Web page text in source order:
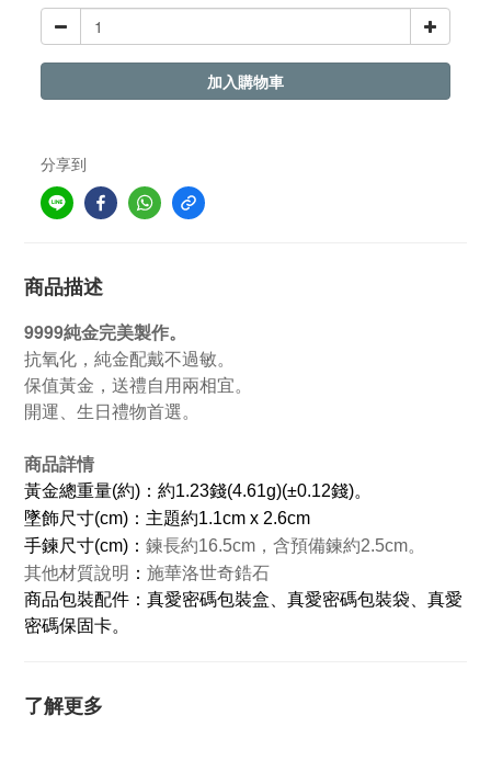
加入購物車
分享到
商品描述
9999純金完美製作。
抗氧化，純金配戴不過敏。
保值黃金，送禮自用兩相宜。
開運、生日禮物首選。
商品詳情
黃金總重量(約)：約1.23錢(4.61g)(±0.12錢)。
墜飾尺寸(cm)：主題約1.1cm x 2.6cm
手鍊尺寸(cm)： 鍊長約16.5cm，含預備鍊約2.5cm。
其他材質說明 ： 施華洛世奇鋯石
商品包裝配件：真愛密碼包裝盒、真愛密碼包裝袋、真愛
密碼保固卡。
了解更多